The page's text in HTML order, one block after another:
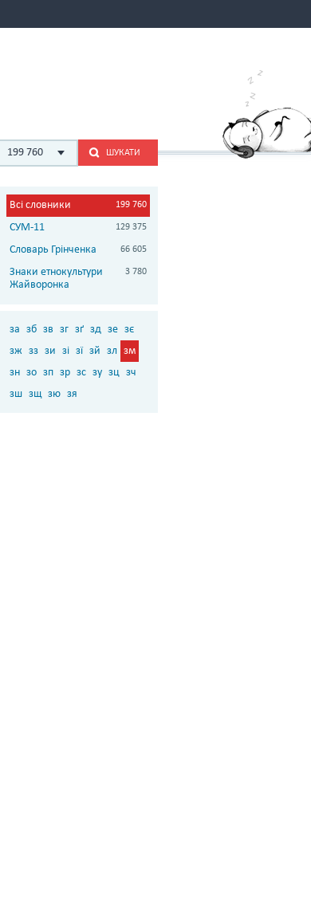
199 760 ШУКАТИ
Всі словники 199 760
СУМ-11 129 375
Словарь Грінченка 66 605
Знаки етнокультури
Жайворонка
3 780
за зб зв зг зґ зд зе зє
зж зз зи зі зї зй зл зм
зн зо зп зр зс зу зц зч
зш зщ зю зя